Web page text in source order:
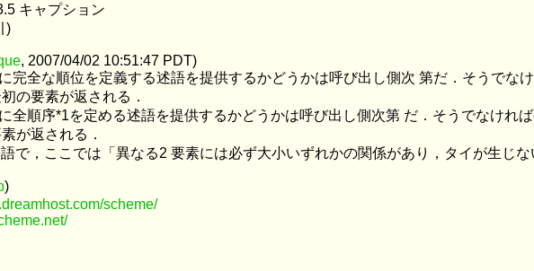
キャプション
)
, 2007/04/02 10:51:47 PDT)
完全な順位を定義する述語を提供するかどうかは呼び出し側次 第だ．そうでな
の要素が返される．
全順序*1を定める述語を提供するかどうかは呼び出し側次第 だ．そうでなけれ
が返される．
で，ここでは「異なる2 要素には必ず大小いずれかの関係があり，タイが生じな
)
scheme/